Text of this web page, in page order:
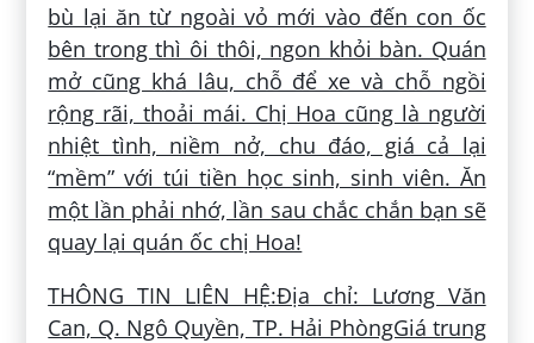
bù lại ăn từ ngoài vỏ mới vào đến con ốc
bên trong thì ôi thôi, ngon khỏi bàn. Quán
mở cũng khá lâu, chỗ để xe và chỗ ngồi
rộng rãi, thoải mái. Chị Hoa cũng là người
nhiệt tình, niềm nở, chu đáo, giá cả lại
“mềm” với túi tiền học sinh, sinh viên. Ăn
một lần phải nhớ, lần sau chắc chắn bạn sẽ
quay lại quán ốc chị Hoa!
THÔNG TIN LIÊN HỆ:Địa chỉ: Lương Văn
Can, Q. Ngô Quyền, TP. Hải PhòngGiá trung